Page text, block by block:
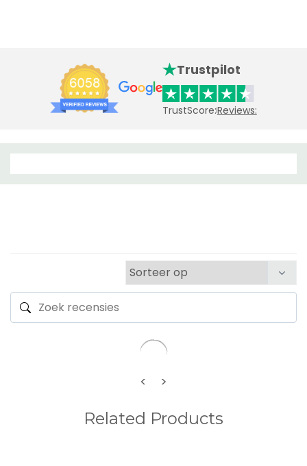
Trustpilot
TrustScore:Reviews:
< >
Related Products